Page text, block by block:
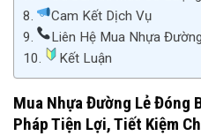
Cam Kết Dịch Vụ
Liên Hệ Mua Nhựa
Kết Luận
Mua Nhựa Đường Lẻ Đóng
Pháp Tiện Lợi, Tiết Kiệm